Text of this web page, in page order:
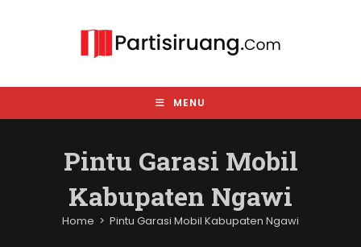
MENU
Pintu Garasi Mobil
Kabupaten Ngawi
Home > Pintu Garasi Mobil Kabupaten Ngawi